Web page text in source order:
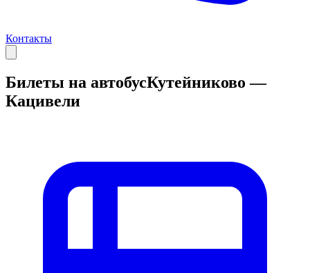
Контакты
Билеты на автобусКутейниково —
Кацивели